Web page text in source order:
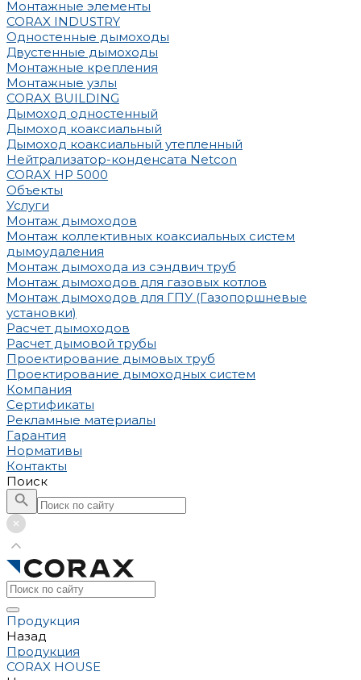
Монтажные элементы
CORAX INDUSTRY
Одностенные дымоходы
Двустенные дымоходы
Монтажные крепления
Монтажные узлы
CORAX BUILDING
Дымоход одностенный
Дымоход коаксиальный
Дымоход коаксиальный утепленный
Нейтрализатор-конденсата Netcon
CORAX HP 5000
Объекты
Услуги
Монтаж дымоходов
Монтаж коллективных коаксиальных систем
дымоудаления
Монтаж дымохода из сэндвич труб
Монтаж дымоходов для газовых котлов
Монтаж дымоходов для ГПУ (Газопоршневые
установки)
Расчет дымоходов
Расчет дымовой трубы
Проектирование дымовых труб
Проектирование дымоходных систем
Компания
Сертификаты
Рекламные материалы
Гарантия
Нормативы
Контакты
Поиск
Продукция
Назад
Продукция
CORAX HOUSE